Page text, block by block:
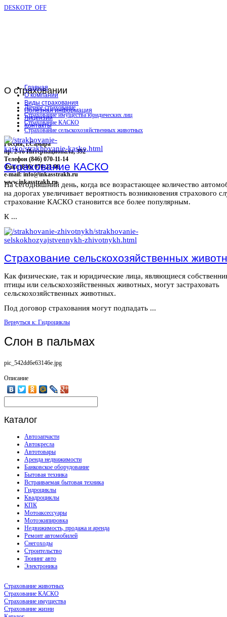
DESKOTP_OFF
О страховании
Личное страхование
Страхование имущества юридических лиц
Страхование КАСКО
Страхование сельскохозяйственных животных
Россия, г.Самара
пр. 2-го Интернационала, 392
Телефон (846) 070-11-14
Факс (846) 070-23-96
e-mail: info@inkasstrakh.ru
www.inkasstrakh.ru
Главная
О компании
Виды страхования
Полезная информация
Лицензии
Контакты
Страхование КАСКО
На сегодняшний день, когда все возрастающее количество
на дорогах увеличивает вероятность возникновения страхового
страхование КАСКО становится все более популярным.
К ...
Страхование сельскохозяйственных
Как физические, так и юридические лица, являющиеся
птицы или сельскохозяйственных животных, могут застраховать
сельскохозяйственных животных.
Под договор страхования могут подпадать ...
Вернуться к: Гидроциклы
Слон в пальмах
pic_542dd6e63146e.jpg
Описание
Каталог
Автозапчасти
Автокресла
Автотовары
Аренда недвижимости
Банковское оборудование
Бытовая техника
Встраиваемая бытовая техника
Гидроциклы
Квадроциклы
КПК
Мотоаксессуары
Мотоэкипировка
Недвижимость, продажа и аренда
Ремонт автомобилей
Снегоходы
Строительство
Тюнинг авто
Электроника
Страхование животных
Страхование КАСКО
Страхование имущества
Страхование жизни